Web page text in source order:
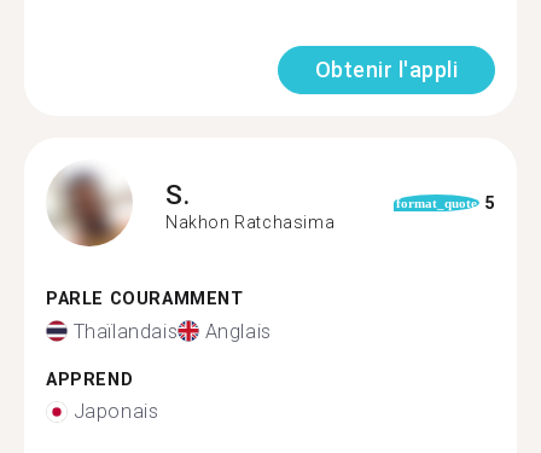
Obtenir l'appli
S.
Nakhon Ratchasima
format_quote 5
PARLE COURAMMENT
Thaïlandais Anglais
APPREND
Japonais